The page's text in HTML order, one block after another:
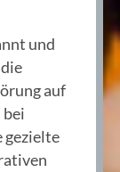
und
auf
bei
gezielte